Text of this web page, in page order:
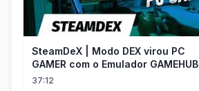
SteamDeX | Modo DEX virou PC
GAMER com o Emulador GAMEHUB
37:12